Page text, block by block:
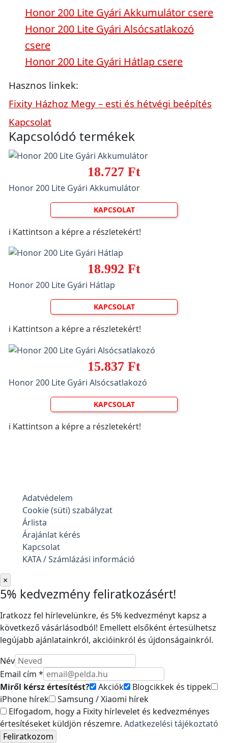
Honor 200 Lite Gyári Akkumulátor csere
Honor 200 Lite Gyári Alsócsatlakozó
csere
Honor 200 Lite Gyári Hátlap csere
Hasznos linkek:
Fixity Házhoz Megy – esti és hétvégi beépítés
Kapcsolat
Kapcsolódó termékek
18.727 Ft
Honor 200 Lite Gyári Akkumulátor
KAPCSOLAT
ℹ️ Kattintson a képre a részletekért!
18.992 Ft
Honor 200 Lite Gyári Hátlap
KAPCSOLAT
ℹ️ Kattintson a képre a részletekért!
15.837 Ft
Honor 200 Lite Gyári Alsócsatlakozó
KAPCSOLAT
ℹ️ Kattintson a képre a részletekért!
Adatvédelem
Cookie (süti) szabályzat
Árlista
Árajánlat kérés
Kapcsolat
KATA / Számlázási információ
×
5% kedvezmény feliratkozásért!
Iratkozz fel hírlevelünkre, és 5% kedvezményt kapsz a
következő vásárlásodból! Emellett elsőként értesülhetsz
legújabb ajánlatainkról, akcióinkról és újdonságainkról.
Név
Email cím *
Miről kérsz értesítést?
Akciók
Blogcikkek és tippek
iPhone hírek
Samsung / Xiaomi hírek
Elfogadom, hogy a Fixity hírlevelet és kedvezményes
értesítéseket küldjön részemre. Adatkezelési tájékoztató
Feliratkozom